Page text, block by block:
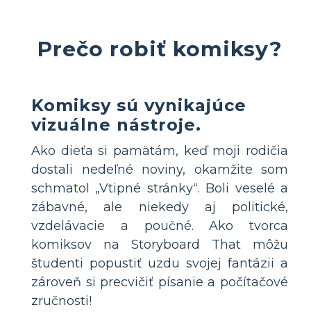
Prečo robiť komiksy?
Komiksy sú vynikajúce
vizuálne nástroje.
Ako dieťa si pamätám, keď moji rodičia
dostali nedeľné noviny, okamžite som
schmatol „Vtipné stránky“. Boli veselé a
zábavné, ale niekedy aj politické,
vzdelávacie a poučné. Ako tvorca
komiksov na Storyboard That môžu
študenti popustiť uzdu svojej fantázii a
zároveň si precvičiť písanie a počítačové
zručnosti!